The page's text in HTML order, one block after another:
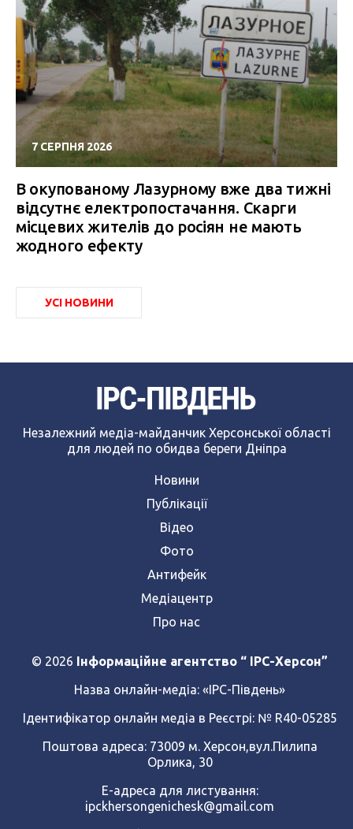
7 СЕРПНЯ 2026
В окупованому Лазурному вже два тижні
відсутнє електропостачання. Скарги
місцевих жителів до росіян не мають
жодного ефекту
УСІ НОВИНИ
Незалежний медіа-майданчик Херсонської області
для людей по обидва береги Дніпра
Новини
Публікації
Відео
Фото
Антифейк
Медіацентр
Про нас
© 2026
Інформаційне агентство “ IPC-Херсон”
Назва онлайн-медіа: «ІРС-Південь»
Ідентифікатор онлайн медіа в Реєстрі: № R40-05285
Поштова адреса: 73009 м. Херсон,вул.Пилипа
Орлика, 30
Е-адреса для листування:
ipckhersongenichesk@gmail.com